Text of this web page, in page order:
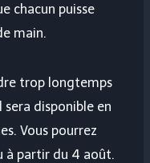
chacun puisse
main.
trop longtemps
disponible en
Vous pourrez
à partir du 4 août.